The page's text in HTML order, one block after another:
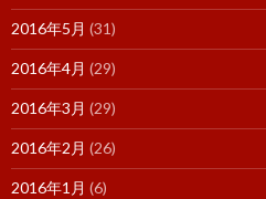
2016年5月 (31)
2016年4月 (29)
2016年3月 (29)
2016年2月 (26)
2016年1月 (6)